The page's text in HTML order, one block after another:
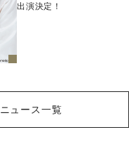
出演決定！
ニュース一覧